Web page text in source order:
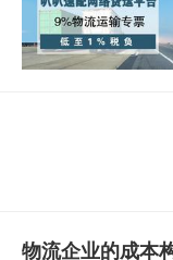
物流企业的成本